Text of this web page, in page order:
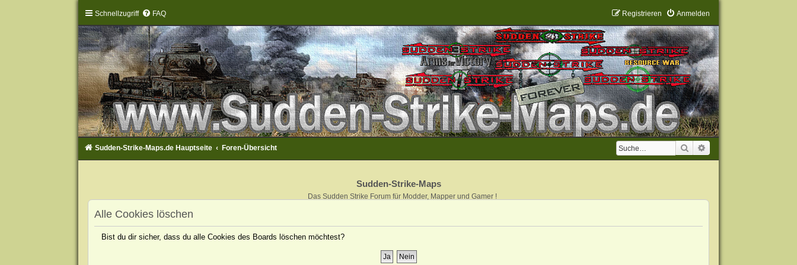
Schnellzugriff FAQ Anmelden
Registrieren
Suche
Sudden-Strike-Maps.de Hauptseite Foren-Übersicht
Sudden-Strike-Maps
Das Sudden Strike Forum für Modder, Mapper und Gamer !
Alle Cookies löschen
Bist du dir sicher, dass du alle Cookies des Boards löschen möchtest?